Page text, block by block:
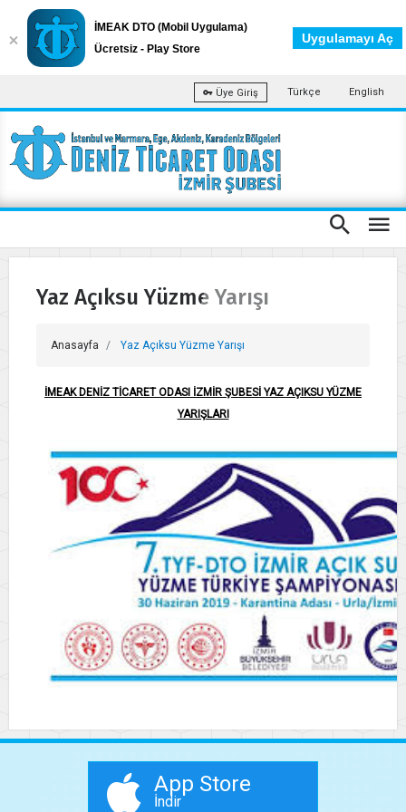
Üye Giriş Türkçe English
Yaz Açıksu Yüzme Yarışı
Anasayfa Yaz Açıksu Yüzme Yarışı
İMEAK DENİZ TİCARET ODASI İZMİR ŞUBESİ YAZ AÇIKSU YÜZME
YARIŞLARI
App Store
İndir
İMEAK DTO (Mobil Uygulama)
Ücretsiz - Play Store
Uygulamayı Aç